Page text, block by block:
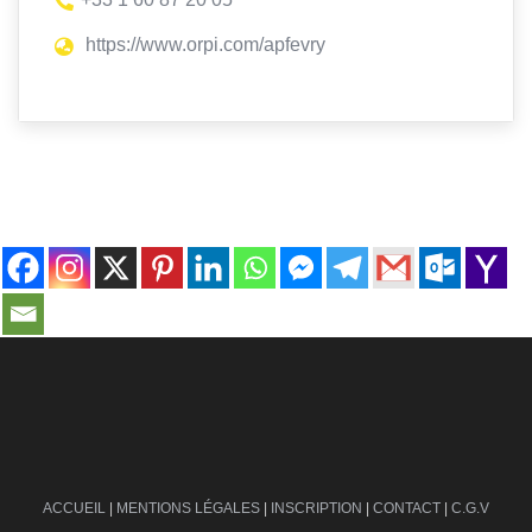
https://www.orpi.com/apfevry
ACCUEIL | MENTIONS LÉGALES | INSCRIPTION | CONTACT | C.G.V